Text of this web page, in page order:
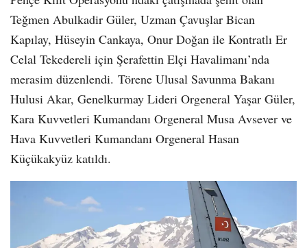
Teğmen Abulkadir Güler, Uzman Çavuşlar Bican
Kapılay, Hüseyin Cankaya, Onur Doğan ile Kontratlı Er
Celal Tekedereli için Şerafettin Elçi Havalimanı’nda
merasim düzenlendi. Törene Ulusal Savunma Bakanı
Hulusi Akar, Genelkurmay Lideri Orgeneral Yaşar Güler,
Kara Kuvvetleri Kumandanı Orgeneral Musa Avsever ve
Hava Kuvvetleri Kumandanı Orgeneral Hasan
Küçükakyüz katıldı.